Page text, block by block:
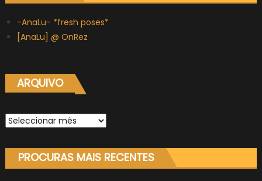
-AnaLu- *fresh poses*
[AnaLu] @ OnRez
ARQUIVO
Arquivo
PROCURAS MAIS RECENTES